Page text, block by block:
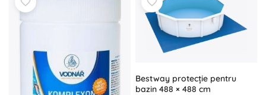
Bestway protecție pentru
bazin 488 × 488 cm